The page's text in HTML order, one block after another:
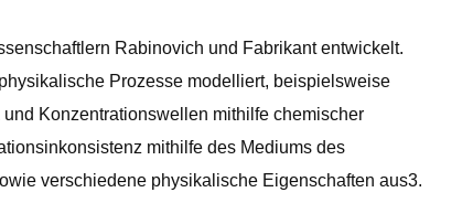
Rabinovich und Fabrikant entwickelt.
Prozesse modelliert, beispielsweise
Konzentrationswellen mithilfe chemischer
mithilfe des Mediums des
verschiedene physikalische Eigenschaften aus3.